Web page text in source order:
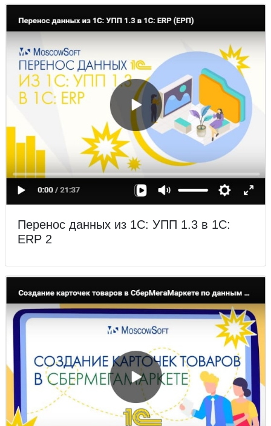
Перенос данных из 1С: УПП 1.3 в 1С:
ERP 2